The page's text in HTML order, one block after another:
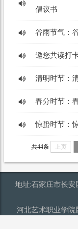
倡议书
谷雨节气：
邀您共读打
清明时节：
春分时节：
惊蛰时节：
共44条 上页
地址:石家庄市长安
河北艺术职业学院